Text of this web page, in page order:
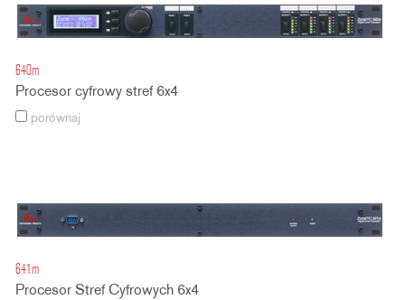
640m
Procesor cyfrowy stref 6x4
porównaj
641m
Procesor Stref Cyfrowych 6x4